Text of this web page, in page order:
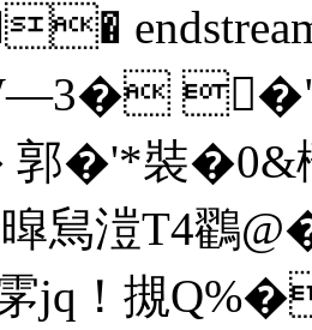
�'*裝�0&
舃溰T4鸐
雺jq！摫